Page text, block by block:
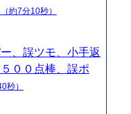
（約7分10秒）
、誤ツモ、小手返
００点棒、誤ポ
秒）